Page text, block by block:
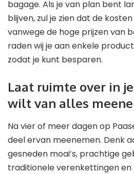
bagage. Als je van plan bent
blijven, zul je zien dat de
vanwege de hoge prijzen van
raden wij je aan enkele
zodat je kunt besparen.
Laat ruimte over in
wilt van alles
Na vier of meer dagen op
deel ervan meenemen. Denk
gesneden moai’s, prachtige
traditionele verenkettingen en